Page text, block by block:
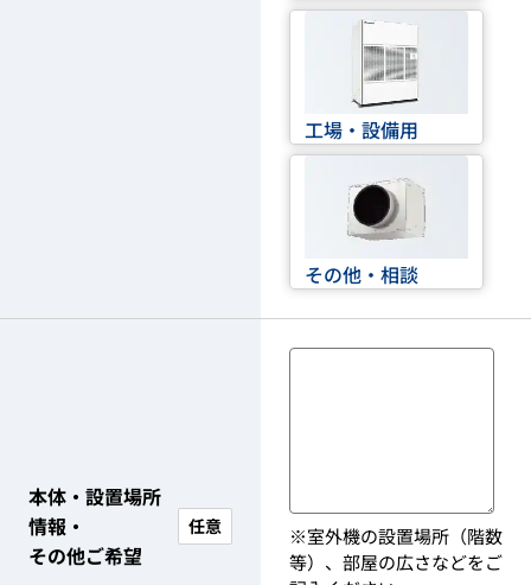
工場・設備用
その他・相談
本体・設置場所
情報・
その他ご希望
任意
※室外機の設置場所（階数
等）、部屋の広さなどをご